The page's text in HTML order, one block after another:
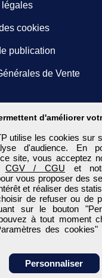
d'améliorer
utilise les cookies sur
d'audience. En
site, vous acceptez
CGV / CGU et
vous proposer des
et réaliser des
de refuser ou de
sur le bouton
à tout moment
des
Personnaliser
légales
cookies
publication
de Vente